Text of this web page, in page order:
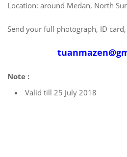
Location: around Medan, North
Send your full photograph, ID
Note :
Valid till 25 July 2018